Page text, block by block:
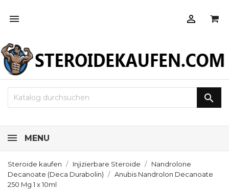
 

MENU
Steroide kaufen Injizierbare Steroide
Nandrolone
Decanoate (Deca Durabolin)
Anubis Nandrolon Decanoate
250 Mg 1 x 10ml